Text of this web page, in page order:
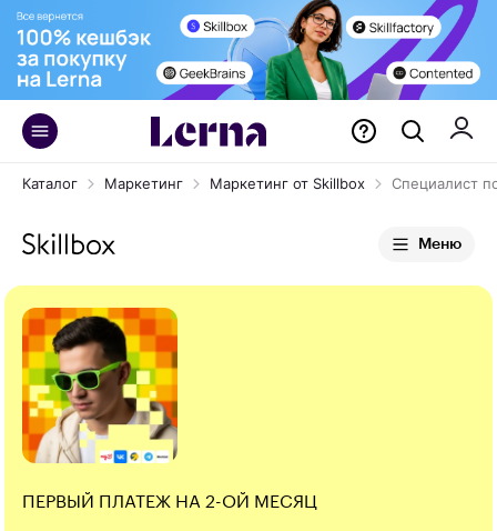
Каталог Маркетинг Маркетинг от Skillbox Специалист
Меню
ПЕРВЫЙ ПЛАТЕЖ НА 2-ОЙ МЕСЯЦ